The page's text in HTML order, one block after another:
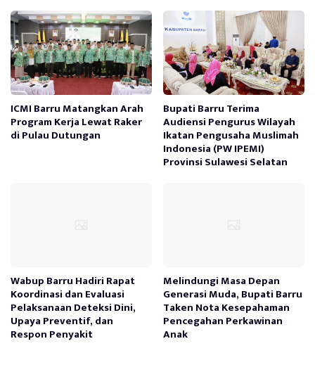
ICMI Barru Matangkan Arah
Program Kerja Lewat Raker
di Pulau Dutungan
Bupati Barru Terima
Audiensi Pengurus Wilayah
Ikatan Pengusaha Muslimah
Indonesia (PW IPEMI)
Provinsi Sulawesi Selatan
Wabup Barru Hadiri Rapat
Koordinasi dan Evaluasi
Pelaksanaan Deteksi Dini,
Upaya Preventif, dan
Respon Penyakit
Melindungi Masa Depan
Generasi Muda, Bupati Barru
Taken Nota Kesepahaman
Pencegahan Perkawinan
Anak